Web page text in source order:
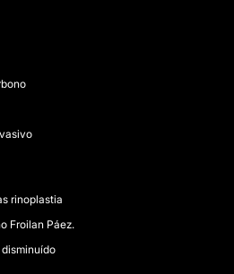
rinoplastia
Froilan Páez.